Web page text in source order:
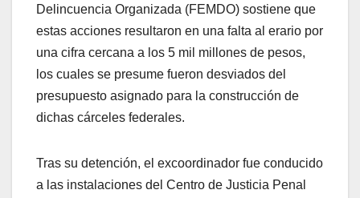
Delincuencia Organizada (FEMDO) sostiene que
estas acciones resultaron en una falta al erario por
una cifra cercana a los 5 mil millones de pesos,
los cuales se presume fueron desviados del
presupuesto asignado para la construcción de
dichas cárceles federales.
Tras su detención, el excoordinador fue conducido
a las instalaciones del Centro de Justicia Penal